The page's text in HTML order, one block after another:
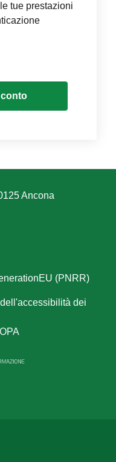
tue prestazioni
Ancona
(PNRR)
dei